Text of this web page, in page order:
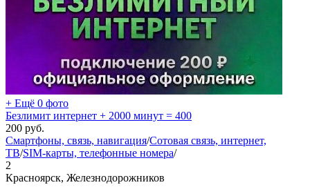
+ Ещё 0 фото
Безлимит интернет + 2000 минут = 400
200 руб.
Смартфоны, связь, навигация/Сотовая связь, интернет,
ТВ/SIM-карты, телефонные номера/
2
Красноярск, Железнодорожников